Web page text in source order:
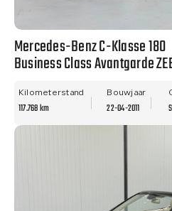
Mercedes-Benz C-Klasse 180
Business Class Avantgarde
APK!
Kilometerstand
117.768 km
Bouwjaar
22-04-2011